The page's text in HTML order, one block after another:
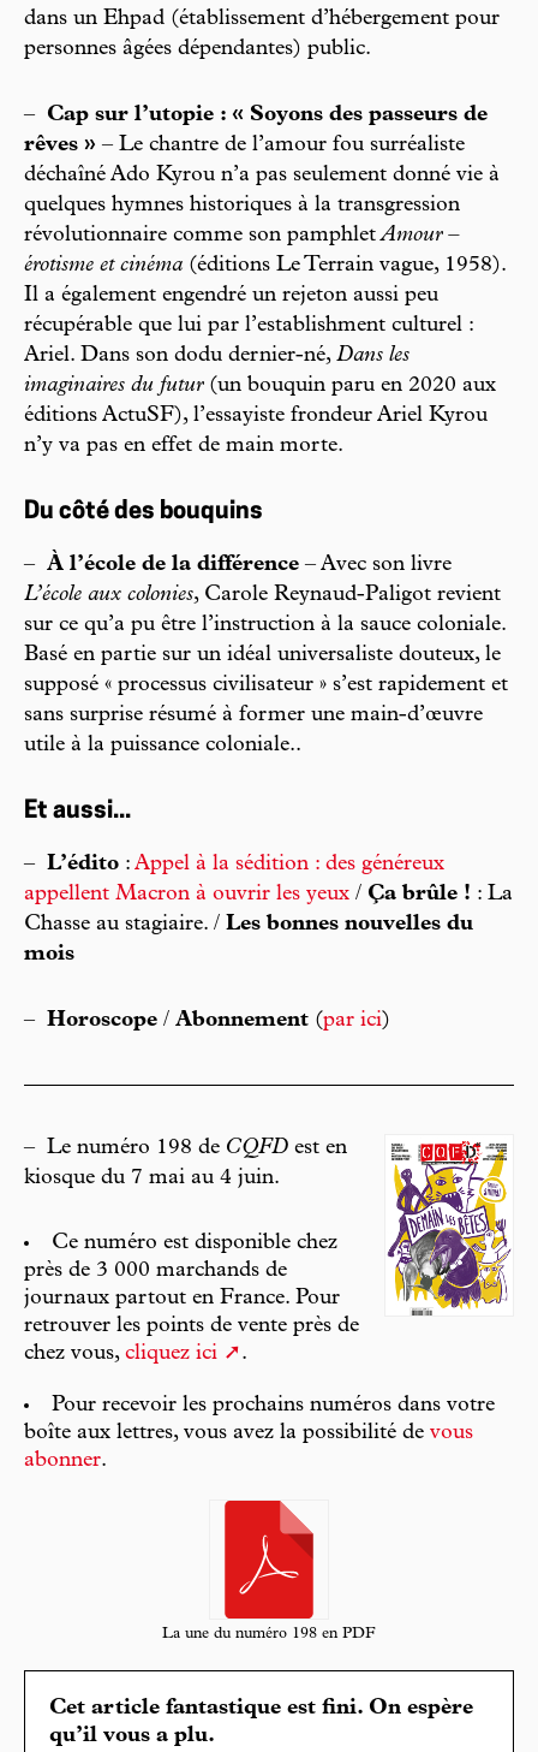
dans un Ehpad (établissement d’hébergement pour
personnes âgées dépendantes) public.
–
Cap sur l’utopie : « Soyons des passeurs de
rêves » – Le chantre de l’amour fou surréaliste
déchaîné Ado Kyrou n’a pas seulement donné vie à
quelques hymnes historiques à la transgression
révolutionnaire comme son pamphletAmour –
érotisme et cinéma (éditions Le Terrain vague, 1958).
Il a également engendré un rejeton aussi peu
récupérable que lui par l’establishment culturel :
Ariel. Dans son dodu dernier-né, Dans les
imaginaires du futur(un bouquin paru en 2020 aux
éditions ActuSF), l’essayiste frondeur Ariel Kyrou
n’y va pas en effet de main morte.
Du côté des bouquins
– À l’école de la différence – Avec son livre
L’école aux colonies, Carole Reynaud-Paligot revient
sur ce qu’a pu être l’instruction à la sauce coloniale.
Basé en partie sur un idéal universaliste douteux, le
supposé « processus civilisateur » s’est rapidement et
sans surprise résumé à former une main-d’œuvre
utile à la puissance coloniale..
Et aussi...
– L’édito : Appel à la sédition : des généreux
appellent Macron à ouvrir les yeux / Ça brûle ! : La
Chasse au stagiaire. / Les bonnes nouvelles du
mois
– Horoscope / Abonnement (par ici)
– Le numéro 198 de CQFD est en
kiosque du 7 mai au 4 juin.
Ce numéro est disponible chez
près de 3 000 marchands de
journaux partout en France. Pour
retrouver les points de vente près de
chez vous, cliquez ici .
Pour recevoir les prochains numéros dans votre
boîte aux lettres, vous avez la possibilité de vous
abonner.
La une du numéro 198 en PDF
Cet article fantastique est fini. On espère
qu’il vous a plu.